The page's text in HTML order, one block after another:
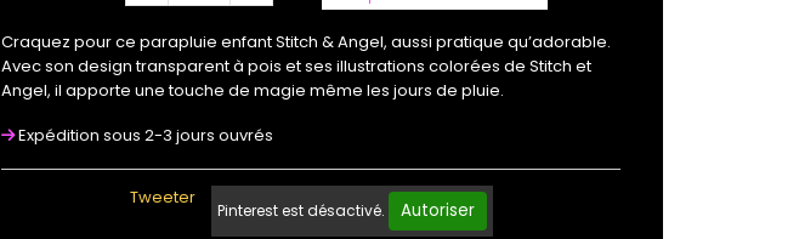
Craquez pour ce parapluie enfant Stitch & Angel, aussi pratique qu’adorable.
Avec son design transparent à pois et ses illustrations colorées de Stitch et
Angel, il apporte une touche de magie même les jours de pluie.
Expédition sous 2-3 jours ouvrés
Tweeter
Pinterest est désactivé. Autoriser